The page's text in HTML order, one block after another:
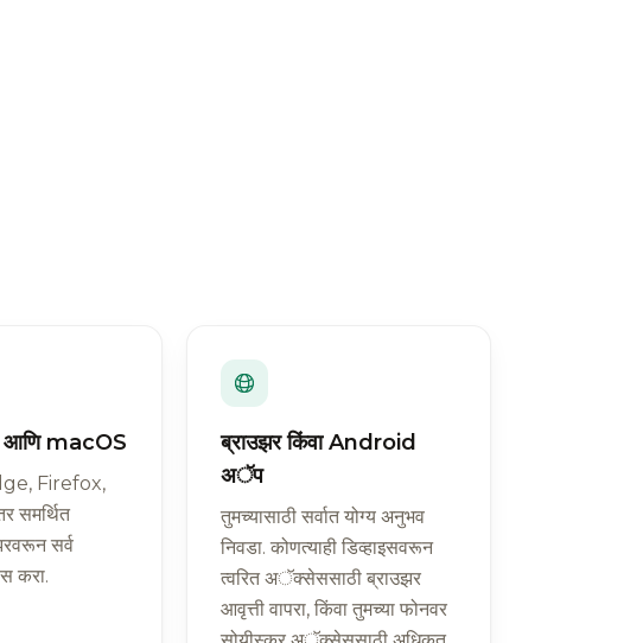
macOS
Firefox,
समर्थित
सर्व
करा.
ब्राउझर किंवा Android
अॅप
तुमच्यासाठी सर्वात योग्य अनुभव
निवडा. कोणत्याही डिव्हाइसवरून
त्वरित अॅक्सेससाठी ब्राउझर
आवृत्ती वापरा, किंवा तुमच्या फोनवर